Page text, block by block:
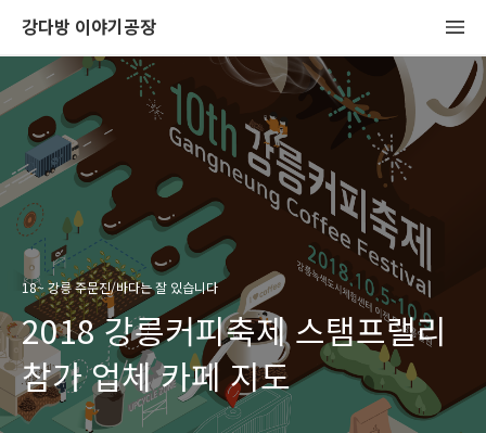
강다방 이야기공장
18~ 강릉 주문진/바다는 잘 있습니다
2018 강릉커피축제 스탬프랠리
참가 업체 카페 지도